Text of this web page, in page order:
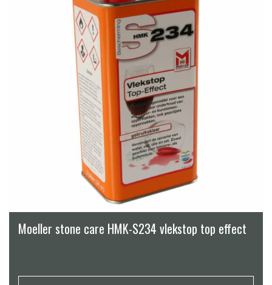
Moeller stone care HMK-S234 vlekstop top effect